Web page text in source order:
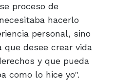
proceso de
hacerlo
personal, sino
que desee crear vida
y que pueda
como lo hice yo".